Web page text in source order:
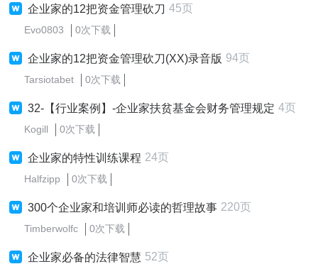
企业家的12把资金管理砍刀 45页
Evo0803 0次下载
企业家的12把资金管理砍刀(XX)录音版 94页
Tarsiotabet 0次下载
32-【行业案例】-企业家扶贫基金会财务管理规定 4页
Kogill 0次下载
企业家的特性训练课程 24页
Halfzipp 0次下载
300个企业家和培训师必读的哲理故事 220页
Timberwolfc 0次下载
企业家必备的法律智慧 52页